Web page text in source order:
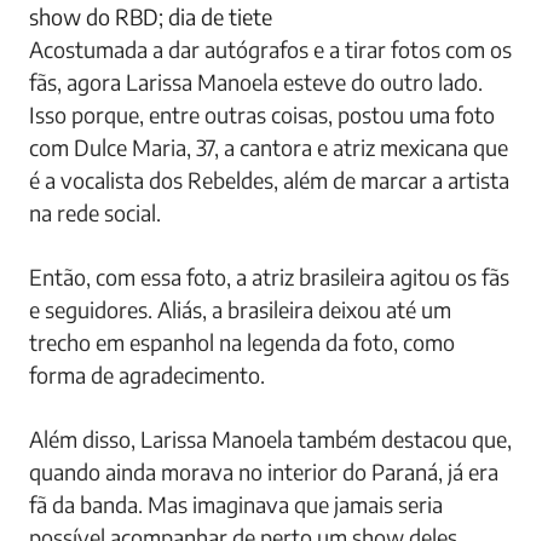
show do RBD; dia de tiete
Acostumada a dar autógrafos e a tirar fotos com os
fãs, agora Larissa Manoela esteve do outro lado.
Isso porque, entre outras coisas, postou uma foto
com Dulce Maria, 37, a cantora e atriz mexicana que
é a vocalista dos Rebeldes, além de marcar a artista
na rede social.
Então, com essa foto, a atriz brasileira agitou os fãs
e seguidores. Aliás, a brasileira deixou até um
trecho em espanhol na legenda da foto, como
forma de agradecimento.
Além disso, Larissa Manoela também destacou que,
quando ainda morava no interior do Paraná, já era
fã da banda. Mas imaginava que jamais seria